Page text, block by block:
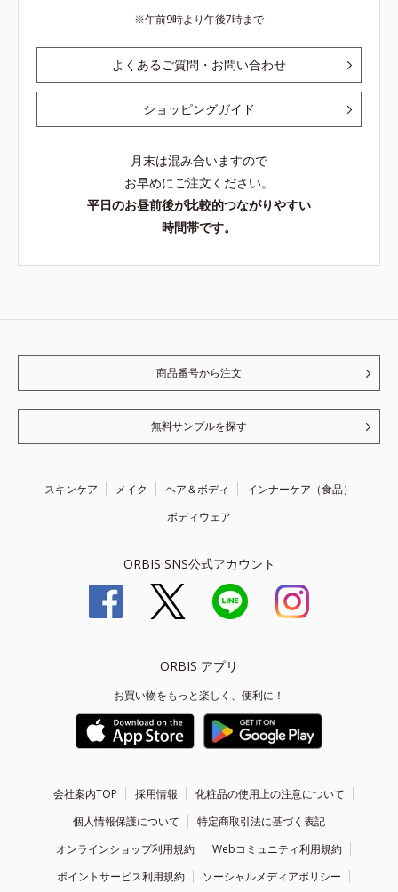
午前9時より午後7時まで
よくあるご質問・お問い合わせ
ショッピングガイド
月末は混み合いますので
お早めにご注文ください。
平日のお昼前後が比較的つながりやすい
時間帯です。
商品番号から注文
無料サンプルを探す
スキンケア メイク ヘア＆ボディ
インナーケア（食品）
ボディウェア
ORBIS SNS公式アカウント
ORBIS アプリ
お買い物をもっと楽しく、便利に！
会社案内TOP 採用情報
化粧品の使用上の注意について
個人情報保護について
特定商取引法に基づく表記
オンラインショップ利用規約
Webコミュニティ利用規約
ポイントサービス利用規約
ソーシャルメディアポリシー